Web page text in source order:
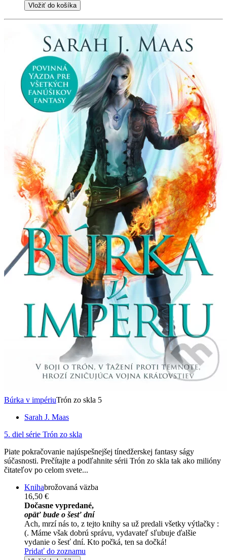
Vložiť do košíka
Búrka v impériuTrón zo skla 5
Sarah J. Maas
5. diel série Trón zo skla
Piate pokračovanie najúspešnejšej tínedžerskej fantasy ságy
súčasnosti. Prečítajte a podľahnite sérii Trón zo skla tak ako milióny
čitateľov po celom svete...
Knihabrožovaná väzba
16,50 €
Dočasne vypredané,
opäť bude o šesť dní
Ach, mrzí nás to, z tejto knihy sa už predali všetky výtlačky :
(. Máme však dobrú správu, vydavateľ sľubuje ďalšie
vydanie o šesť dní. Kto počká, ten sa dočká!
Pridať do zoznamu